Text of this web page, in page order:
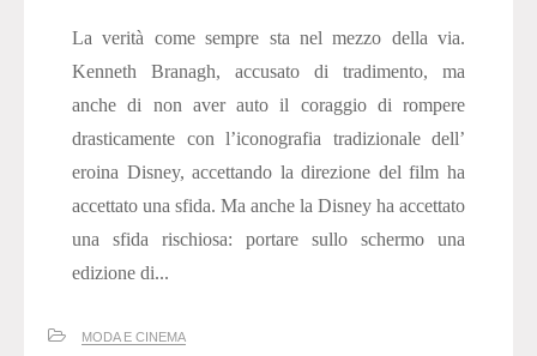
La verità come sempre sta nel mezzo della via.
Kenneth Branagh, accusato di tradimento, ma
anche di non aver auto il coraggio di rompere
drasticamente con l’iconografia tradizionale dell’
eroina Disney, accettando la direzione del film ha
accettato una sfida. Ma anche la Disney ha accettato
una sfida rischiosa: portare sullo schermo una
edizione di...
MODA E CINEMA